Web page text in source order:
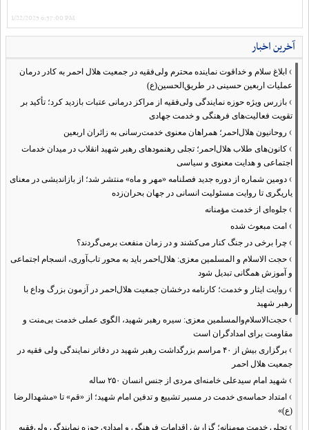
1/22/2025 6:57:00 PM
آخرین اخبار
› ابلاغ سلام و خداقوت نماینده محترم ولی‌فقیه در جمعیت هلال احمر به کادر درمان
عملیات اربعین حسینی در طریق‌الحسین(ع)
› بازرس ویژه حوزه نمایندگی ولی‌فقیه از مراکز درمانی عتبات بازدید کرد؛ تأکید بر
تقویت فعالیت‌های فرهنگی و خدمت جهادی
› روحانیون هلال‌احمر؛ همراهان معنوی خدمت‌رسانی به زائران اربعین
› کانون‌های طلاب هلال‌احمر؛ تجلی رهنمودهای رهبر شهید انقلاب در میدان خدمات
اجتماعی و هدایت معنوی و سیاسی
› دومین شماره از دوره جدید فصلنامه «مهر و ماه» منتشر شد؛ از بازاندیشی در معنای
یاریگری تا روایت مسئولیت انسانی در جهان بحران‌زده
› جلوه‌ای از خدمت مؤمنانه
› امت مبعوث شده
› چرا برخی در جنگ کنار می‌کشند و در زمان منفعت برمی‌گردند؟
› حجت الاسلام و المسلمین معزی: هلال‌احمر باید به محور تاب‌آوری، انسجام اجتماعی
و آموزش همگانی تبدیل شود
› روایت ایثار و خدمت؛ کارنامه درخشان جمعیت هلال‌احمر در آزمون بزرگ وداع با
رهبر شهید
› حجت‌الاسلام‌والمسلمین معزی: سیره رهبر شهید، الگوی عملی خدمت بی‌منت و
مقاومت برای امدادگران است
›
برگزاری بیش از ۴۰ مراسم بزرگداشت رهبر شهید در دفاتر نمایندگی ولی فقیه در
جمعیت هلال احمر
› شهید امام سیدعلی خامنه‌ای مردی از جنس انسان ۲۵۰ ساله
› امتداد حماسه‌ی خدمت در مسیر تشییع و تدفین امام شهید؛ از «قم» تا «مشهدالرضا
(ع)»
تجلی خدمت مومنانه؛ گزارش اقدامات فرهنگی و امدادی حوزه نمایندگی ولی‌فقیه